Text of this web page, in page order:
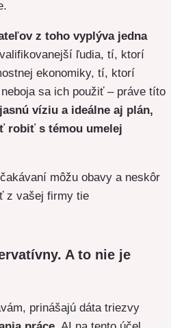
z toho vyplýva jedna
ľudia, tí, ktorí
ekonomiky, tí, ktorí
sa ich použiť – práve títo
víziu a ideálne aj plán,
robiť s témou umelej
môžu obavy a neskôr
z vašej firmy tie
A to nie je
prinášajú dáta triezvy